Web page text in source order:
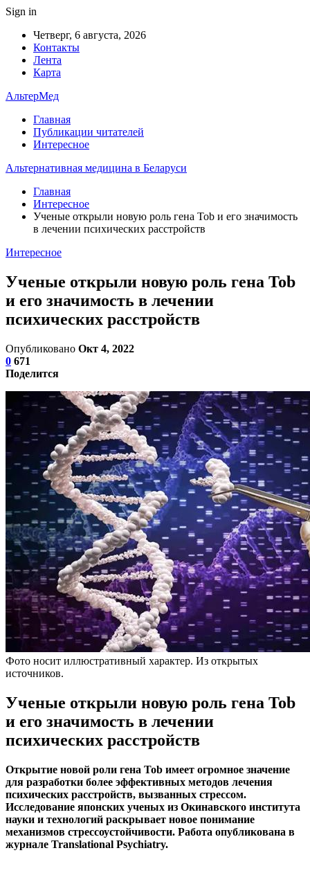
Sign in
Четверг, 6 августа, 2026
Контакты
Лента
Карта
АльтерМед
Главная
Публикации читателей
Интересное
Альтернативная медицина в Беларуси
Главная
Интересное
Ученые открыли новую роль гена Tob и его значимость
в лечении психических расстройств
Интересное
Ученые открыли новую роль гена Tob
и его значимость в лечении
психических расстройств
Опубликовано Окт 4, 2022
0 671
Поделится
Фото носит иллюстративный характер. Из открытых
источников.
Ученые открыли новую роль гена Tob
и его значимость в лечении
психических расстройств
Открытие новой роли гена Tob имеет огромное значение
для разработки более эффективных методов лечения
психических расстройств, вызванных стрессом.
Исследование японских ученых из Окинавского института
науки и технологий раскрывает новое понимание
механизмов стрессоустойчивости. Работа опубликована в
журнале Translational Psychiatry.